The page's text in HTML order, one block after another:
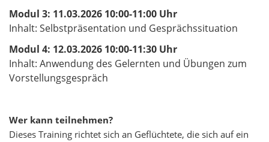
Modul 3: 11.03.2026 10:00-11:00 Uhr
Inhalt: Selbstpräsentation und Gesprächssituation
Modul 4: 12.03.2026 10:00-11:30 Uhr
Inhalt: Anwendung des Gelernten und Übungen zum
Vorstellungsgespräch
Wer kann teilnehmen?
Dieses Training richtet sich an Geflüchtete, die sich auf ein